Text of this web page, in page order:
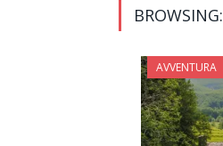
BROWSING:
AVVENTURA